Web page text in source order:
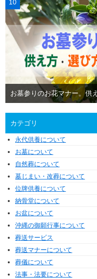
お墓参りのお花マナー。供
カテゴリ
永代供養について
お墓について
自然葬について
墓じまい・改葬について
位牌供養について
納骨堂について
お盆について
沖縄の御願行事について
葬送サービス
葬送マナーについて
葬儀について
法事・法要について